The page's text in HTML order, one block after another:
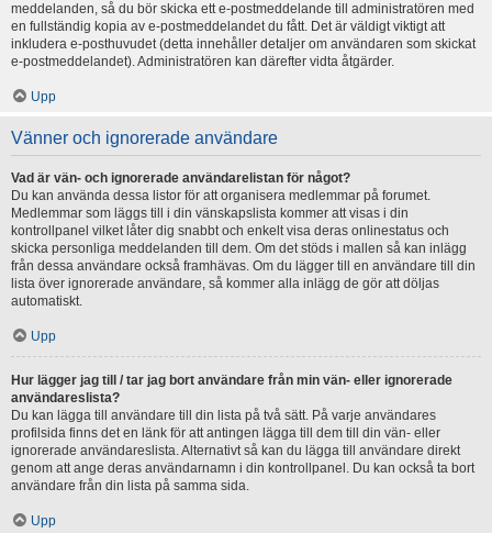
meddelanden, så du bör skicka ett e-postmeddelande till administratören med
en fullständig kopia av e-postmeddelandet du fått. Det är väldigt viktigt att
inkludera e-posthuvudet (detta innehåller detaljer om användaren som skickat
e-postmeddelandet). Administratören kan därefter vidta åtgärder.
Upp
Vänner och ignorerade användare
Vad är vän- och ignorerade användarelistan för något?
Du kan använda dessa listor för att organisera medlemmar på forumet.
Medlemmar som läggs till i din vänskapslista kommer att visas i din
kontrollpanel vilket låter dig snabbt och enkelt visa deras onlinestatus och
skicka personliga meddelanden till dem. Om det stöds i mallen så kan inlägg
från dessa användare också framhävas. Om du lägger till en användare till din
lista över ignorerade användare, så kommer alla inlägg de gör att döljas
automatiskt.
Upp
Hur lägger jag till / tar jag bort användare från min vän- eller ignorerade
användareslista?
Du kan lägga till användare till din lista på två sätt. På varje användares
profilsida finns det en länk för att antingen lägga till dem till din vän- eller
ignorerade användareslista. Alternativt så kan du lägga till användare direkt
genom att ange deras användarnamn i din kontrollpanel. Du kan också ta bort
användare från din lista på samma sida.
Upp